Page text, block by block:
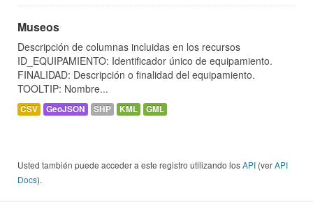
Museos
Descripción de columnas incluidas en los recursos
ID_EQUIPAMIENTO: Identificador único de equipamiento.
FINALIDAD: Descripción o finalidad del equipamiento.
TOOLTIP: Nombre...
CSV GeoJSON SHP KML GML
Usted también puede acceder a este registro utilizando losAPI (verAPI
Docs).